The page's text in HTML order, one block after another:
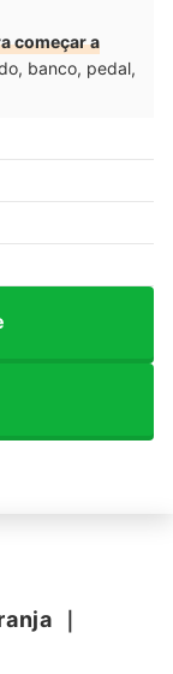
começar a
banco, pedal,
｜